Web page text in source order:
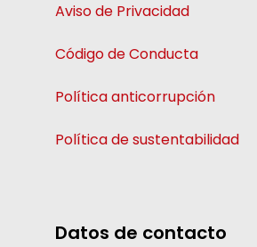
Aviso de Privacidad
Código de Conducta
Política anticorrupción
Política de sustentabilidad
Datos de contacto